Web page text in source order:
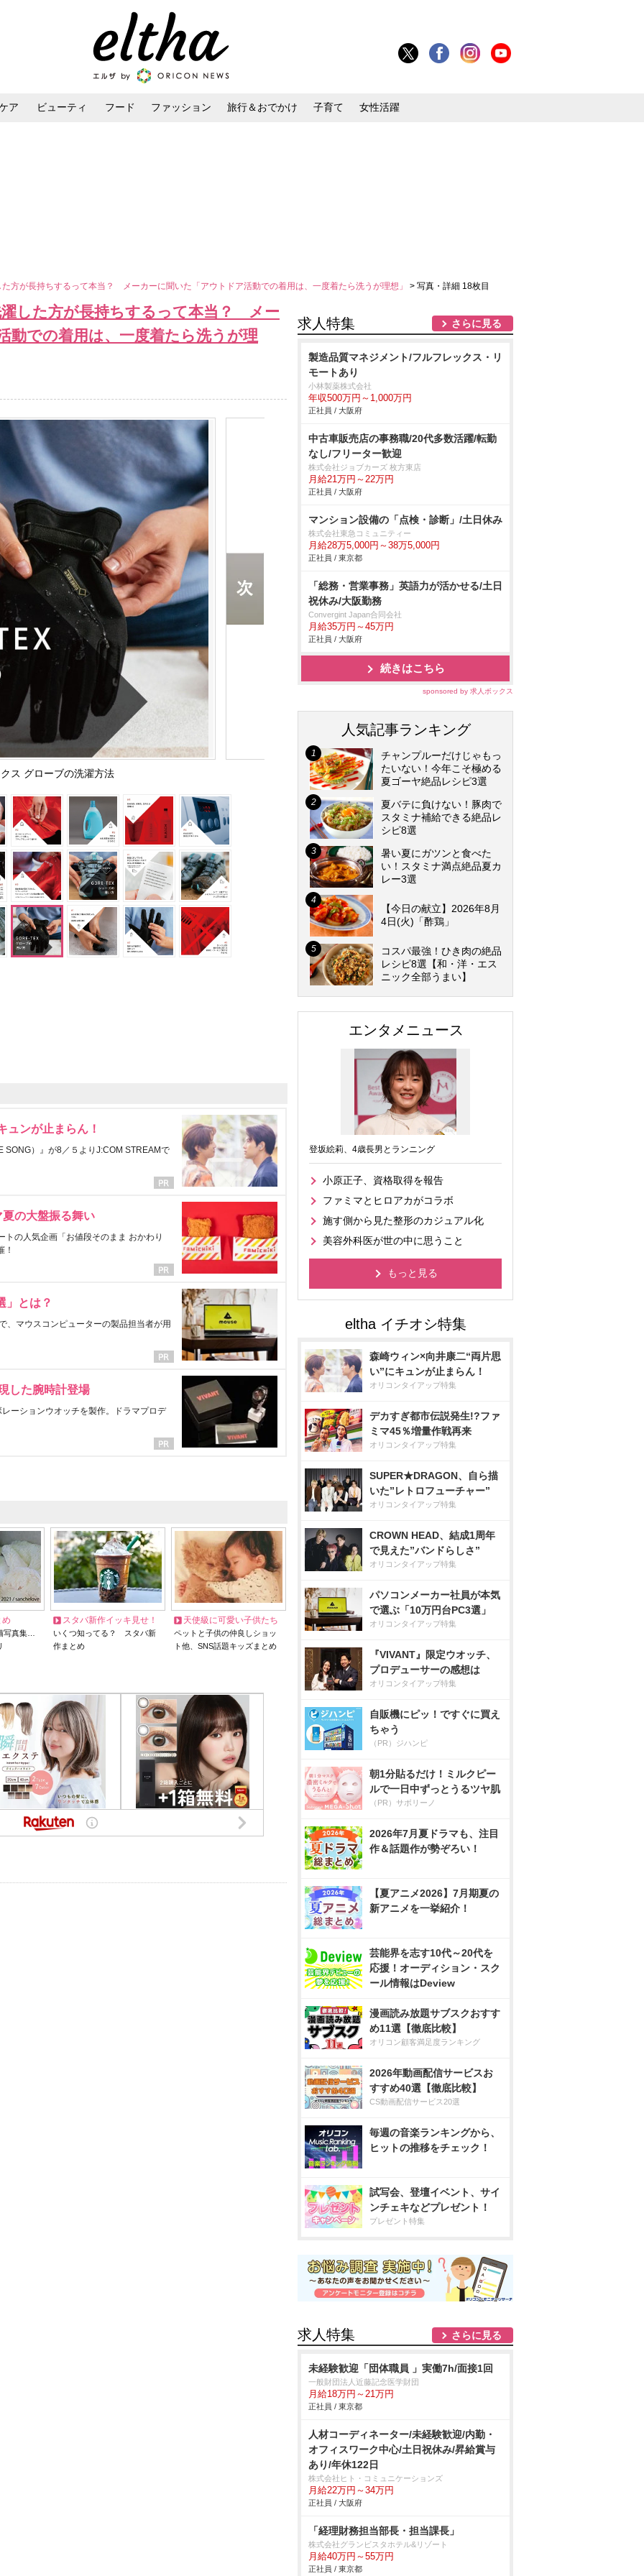
ア ビューティ フード ファッション 旅行＆おでかけ 子育て 女性活躍
方が長持ちするって本当？ メーカーに聞いた「アウトドア活動での着用は、一度着たら洗うが理想」 > 写真・詳細 18枚目
した方が長持ちするって本当？ メー
動での着用は、一度着たら洗うが理
ス グローブの洗濯方法
ュンが止まらん！
SONG）』が8／５よりJ:COM STREAMで
の大盤振る舞い
の人気企画「お値段そのまま おかわり
！
」とは？
、マウスコンピューターの製品担当者が用
した腕時計登場
ーションウオッチを製作。ドラマプロデ
め
写真集…
スタバ新作イッキ見せ！
いくつ知ってる？ スタバ新
作まとめ
天使級に可愛い子供たち
ペットと子供の仲良しショッ
ト他、SNS話題キッズまとめ
求人特集 さらに見る
製造品質マネジメント/フルフレックス・リ
モートあり
小林製薬株式会社
年収500万円～1,000万円
正社員 / 大阪府
中古車販売店の事務職/20代多数活躍/転勤
なし/フリーター歓迎
株式会社ジョブカーズ 枚方東店
月給21万円～22万円
正社員 / 大阪府
マンション設備の「点検・診断」/土日休み
株式会社東急コミュニティー
月給28万5,000円～38万5,000円
正社員 / 東京都
「総務・営業事務」英語力が活かせる/土日
祝休み/大阪勤務
Convergint Japan合同会社
月給35万円～45万円
正社員 / 大阪府
続きはこちら
sponsored by 求人ボックス
人気記事ランキング
チャンプルーだけじゃもっ
たいない！今年こそ極める
夏ゴーヤ絶品レシピ3選
夏バテに負けない！豚肉で
スタミナ補給できる絶品レ
シピ8選
暑い夏にガツンと食べた
い！スタミナ満点絶品夏カ
レー3選
【今日の献立】2026年8月
4日(火)「酢鶏」
コスパ最強！ひき肉の絶品
レシピ8選【和・洋・エス
ニック全部うまい】
エンタメニュース
登坂絵莉、4歳長男とランニング
小原正子、資格取得を報告
ファミマとヒロアカがコラボ
施す側から見た整形のカジュアル化
美容外科医が世の中に思うこと
もっと見る
森崎ウィン×向井康二“両片思
い”にキュンが止まらん！
オリコンタイアップ特集
デカすぎ都市伝説発生!?ファ
ミマ45％増量作戦再来
オリコンタイアップ特集
SUPER★DRAGON、自ら描
いた”レトロフューチャー”
オリコンタイアップ特集
CROWN HEAD、結成1周年
で見えた”バンドらしさ”
オリコンタイアップ特集
パソコンメーカー社員が本気
で選ぶ「10万円台PC3選」
オリコンタイアップ特集
『VIVANT』限定ウオッチ、
プロデューサーの感想は
オリコンタイアップ特集
自販機にピッ！ですぐに買え
ちゃう
（PR）ジハンピ
朝1分貼るだけ！ミルクピー
ルで一日中ずっとうるツヤ肌
（PR）サボリーノ
2026年7月夏ドラマも、注目
作＆話題作が勢ぞろい！
【夏アニメ2026】7月期夏の
新アニメを一挙紹介！
芸能界を志す10代～20代を
応援！オーディション・スク
ール情報はDeview
漫画読み放題サブスクおすす
め11選【徹底比較】
オリコン顧客満足度ランキング
2026年動画配信サービスお
すすめ40選【徹底比較】
CS動画配信サービス20選
毎週の音楽ランキングから、
ヒットの推移をチェック！
試写会、登壇イベント、サイ
ンチェキなどプレゼント！
プレゼント特集
求人特集 さらに見る
未経験歓迎「団体職員 」実働7h/面接1回
一般財団法人近藤記念医学財団
月給18万円～21万円
正社員 / 東京都
人材コーディネーター/未経験歓迎/内勤・
オフィスワーク中心/土日祝休み/昇給賞与
あり/年休122日
株式会社ヒト・コミュニケーションズ
月給22万円～34万円
正社員 / 大阪府
「経理財務担当部長・担当課長」
株式会社グランビスタホテル&リゾート
月給40万円～55万円
正社員 / 東京都